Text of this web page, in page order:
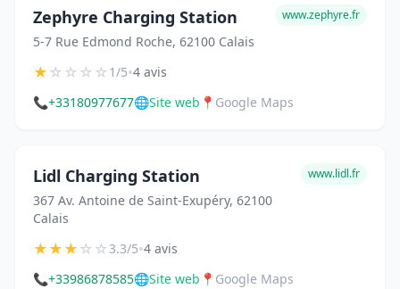
Zephyre Charging Station
5-7 Rue Edmond Roche, 62100 Calais
www.zephyre.fr
★☆☆☆☆1/5•4 avis
📞+33180977677🌐Site web 📍 Google Maps
Lidl Charging Station
367 Av. Antoine de Saint-Exupéry, 62100
Calais
www.lidl.fr
★★★☆☆3.3/5•4 avis
📞+33986878585🌐Site web 📍 Google Maps